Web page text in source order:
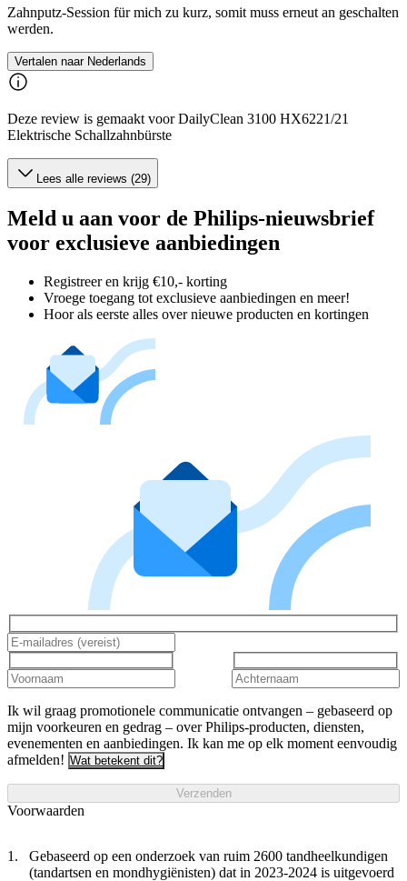
Zahnputz-Session für mich zu kurz, somit muss erneut an geschalten
werden.
Vertalen naar Nederlands
Deze review is gemaakt voor DailyClean 3100 HX6221/21
Elektrische Schallzahnbürste
Lees alle reviews (29)
Meld u aan voor de Philips-nieuwsbrief
voor exclusieve aanbiedingen
Registreer en krijg €10,- korting
Vroege toegang tot exclusieve aanbiedingen en meer!
Hoor als eerste alles over nieuwe producten en kortingen
Ik wil graag promotionele communicatie ontvangen – gebaseerd op
mijn voorkeuren en gedrag – over Philips-producten, diensten,
evenementen en aanbiedingen. Ik kan me op elk moment eenvoudig
afmelden! Wat betekent dit?
Verzenden
Voorwaarden
Gebaseerd op een onderzoek van ruim 2600 tandheelkundigen
(tandartsen en mondhygiënisten) dat in 2023-2024 is uitgevoerd